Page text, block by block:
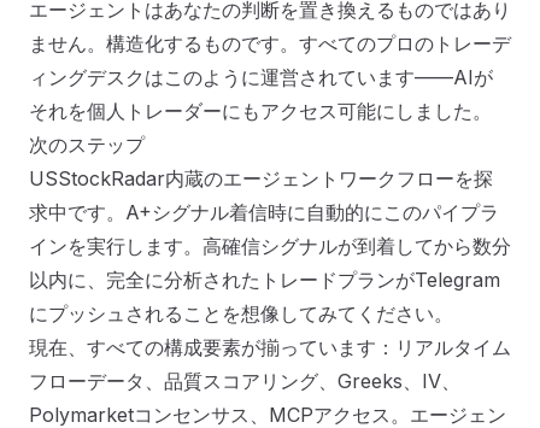
エージェントはあなたの判断を置き換えるものではあり
ません。構造化するものです。すべてのプロのトレーデ
ィングデスクはこのように運営されています——AIが
それを個人トレーダーにもアクセス可能にしました。
次のステップ
USStockRadar内蔵のエージェントワークフローを探
求中です。A+シグナル着信時に自動的にこのパイプラ
インを実行します。高確信シグナルが到着してから数分
以内に、完全に分析されたトレードプランがTelegram
にプッシュされることを想像してみてください。
現在、すべての構成要素が揃っています：リアルタイム
フローデータ、品質スコアリング、Greeks、IV、
Polymarketコンセンサス、MCPアクセス。エージェン